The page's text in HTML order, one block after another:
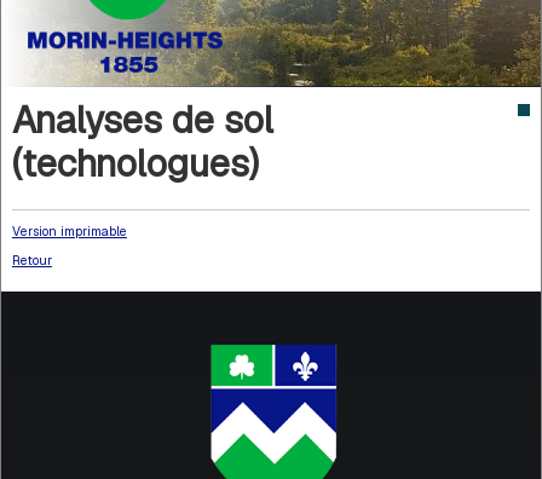
Analyses de sol
(technologues)
Version imprimable
Retour